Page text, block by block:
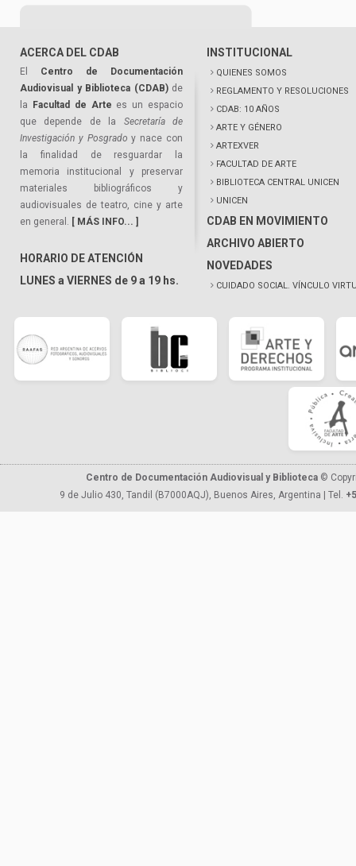
ACERCA DEL CDAB
El Centro de Documentación
Audiovisual y Biblioteca (CDAB)de
la
Facultad de Arte es un espacio
que depende de la Secretaría de
Investigación y Posgrado y nace con
la finalidad de resguardar la
memoria institucional y preservar
materiales bibliográficos y
audiovisuales de teatro, cine y arte
en general. [ MÁS INFO... ]
HORARIO DE ATENCIÓN
LUNES a VIERNES de 9 a 19 hs.
INSTITUCIONAL
QUIENES SOMOS
REGLAMENTO Y RESOLUCIONES
CDAB: 10 AÑOS
ARTE Y GÉNERO
ARTEXVER
FACULTAD DE ARTE
BIBLIOTECA CENTRAL UNICEN
UNICEN
CDAB EN MOVIMIENTO
ARCHIVO ABIERTO
NOVEDADES
CUIDADO SOCIAL. VÍNCULO
Centro de Documentación Audiovisual y Biblioteca ©
9 de Julio 430, Tandil (B7000AQJ), Buenos Aires, Argentina | Tel.